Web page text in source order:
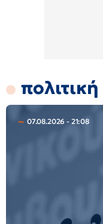
πολιτική
07.08.2026 - 21:08